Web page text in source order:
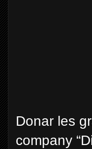
Donar les
company